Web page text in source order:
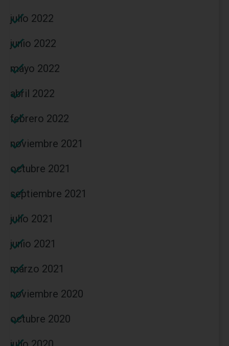
julio 2022
junio 2022
mayo 2022
abril 2022
febrero 2022
noviembre 2021
octubre 2021
septiembre 2021
julio 2021
junio 2021
marzo 2021
noviembre 2020
octubre 2020